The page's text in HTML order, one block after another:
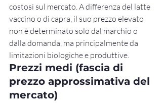
costosi sul mercato. A differenza del latte
vaccino o di capra, il suo prezzo elevato
non è determinato solo dal marchio o
dalla domanda, ma principalmente da
limitazioni biologiche e produttive.
Prezzi medi (fascia di
prezzo approssimativa del
mercato)